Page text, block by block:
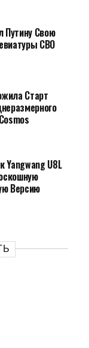
Свою
СВО
Старт
U8L
Версию